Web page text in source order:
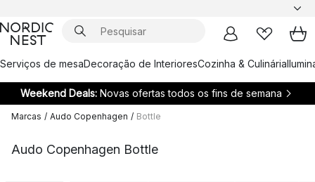
Serviços de mesaDecoração de InterioresCozinha & Culinária
Weekend Deals: Novas ofertas todos os fins de semana
Marcas / Audo Copenhagen / Bottle
Audo Copenhagen Bottle